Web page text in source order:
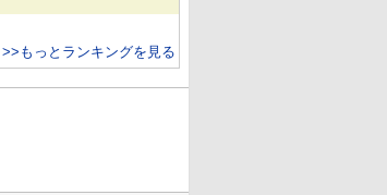
>>もっとランキングを見る